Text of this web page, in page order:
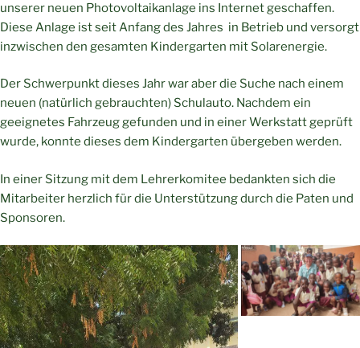
unserer neuen Photovoltaikanlage ins Internet geschaffen.
Diese Anlage ist seit Anfang des Jahres in Betrieb und versorgt
inzwischen den gesamten Kindergarten mit Solarenergie.
Der Schwerpunkt dieses Jahr war aber die Suche nach einem
neuen (natürlich gebrauchten) Schulauto. Nachdem ein
geeignetes Fahrzeug gefunden und in einer Werkstatt geprüft
wurde, konnte dieses dem Kindergarten übergeben werden.
In einer Sitzung mit dem Lehrerkomitee bedankten sich die
Mitarbeiter herzlich für die Unterstützung durch die Paten und
Sponsoren.